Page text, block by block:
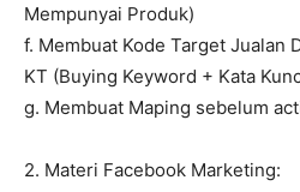
Mempunyai Produk)
f. Membuat Kode Target Jualan
KT (Buying Keyword + Kata
g. Membuat Maping sebelum
2. Materi Facebook Marketing: